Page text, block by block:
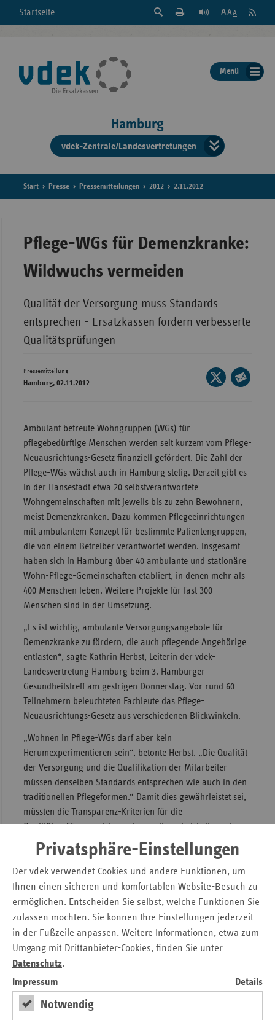
Privatsphäre-Einstellungen
Der vdek verwendet Cookies und andere Funktionen, um
Ihnen einen sicheren und komfortablen Website-Besuch zu
ermöglichen. Entscheiden Sie selbst, welche Funktionen Sie
zulassen möchten. Sie können Ihre Einstellungen jederzeit
in der Fußzeile anpassen. Weitere Informationen, etwa zum
Umgang mit Drittanbieter-Cookies, finden Sie unter
Datenschutz.
Impressum
Details
Notwendig
Startseite
Suche
der
Seite
Feed
Menü
Hamburg
vdek-Zentrale/Landesvertretungen
der
Start Presse Pressemitteilungen 2012 2.11.2012
Pflege-WGs für Demenzkranke:
Wildwuchs vermeiden
Qualität der Versorgung muss Standards
entsprechen - Ersatzkassen fordern verbesserte
Qualitätsprüfungen
Pressemitteilung
Hamburg, 02.11.2012
Seite
auf
Ambulant betreute Wohngruppen (WGs) für
pflegebedürftige Menschen werden seit kurzem vom Pflege-
Neuausrichtungs-Gesetz finanziell gefördert. Die Zahl der
Pflege-WGs wächst auch in Hamburg stetig. Derzeit gibt es
in der Hansestadt etwa 20 selbstverantwortete
Wohngemeinschaften mit jeweils bis zu zehn Bewohnern,
meist Demenzkranken. Dazu kommen Pflegeeinrichtungen
mit ambulantem Konzept für bestimmte Patientengruppen,
die von einem Betreiber verantwortet werden. Insgesamt
haben sich in Hamburg über 40 ambulante und stationäre
Wohn-Pflege-Gemeinschaften etabliert, in denen mehr als
400 Menschen leben. Weitere Projekte für fast 300
Menschen sind in der Umsetzung.
„Es ist wichtig, ambulante Versorgungsangebote für
Demenzkranke zu fördern, die auch pflegende Angehörige
entlasten“, sagte Kathrin Herbst, Leiterin der vdek-
Landesvertretung Hamburg beim 3. Hamburger
Gesundheitstreff am gestrigen Donnerstag. Vor rund 60
Teilnehmern beleuchteten Fachleute das Pflege-
Neuausrichtungs-Gesetz aus verschiedenen Blickwinkeln.
„Wohnen in Pflege-WGs darf aber kein
Herumexperimentieren sein“, betonte Herbst. „Die Qualität
der Versorgung und die Qualifikation der Mitarbeiter
müssen denselben Standards entsprechen wie auch in den
traditionellen Pflegeformen.“ Damit dies gewährleistet sei,
müssten die Transparenz-Kriterien für die
Qualitätsprüfungen dringend so weiterentwickelt werden,
dass auch in den WGs gute Pflege besser von schlechter
unterscheidbar werde.
Einigkeit herrschte beim 3. Hamburger Gesundheitstreff
darüber, dass das neue Gesetz eine entscheidende Lücke
aufweist – die Einführung eines neuen
Pflegebedürftigkeitsbegriffs steht weiter aus. Dabei geht es
darum, die Pflegebedürftigkeit nicht mehr allein von
körperlichen Einschränkungen abhängig zu machen,
sondern viel stärker zu berücksichtigen, wie kompetent ein
älterer Mensch noch seinen Alltag meistert und am
sozialen Leben teilhat. Zudem fordern die Ersatzkassen, die
Finanzierung der Pflege nachhaltiger zu gestalten. Die im